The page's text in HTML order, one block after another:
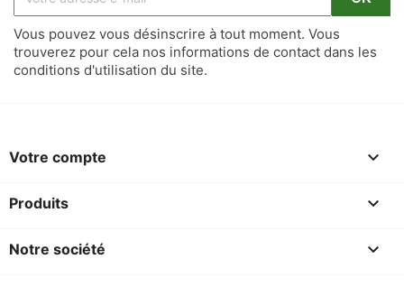
Vous pouvez vous désinscrire à tout moment. Vous
trouverez pour cela nos informations de contact dans les
conditions d'utilisation du site.
Votre compte 
Produits 
Notre société 